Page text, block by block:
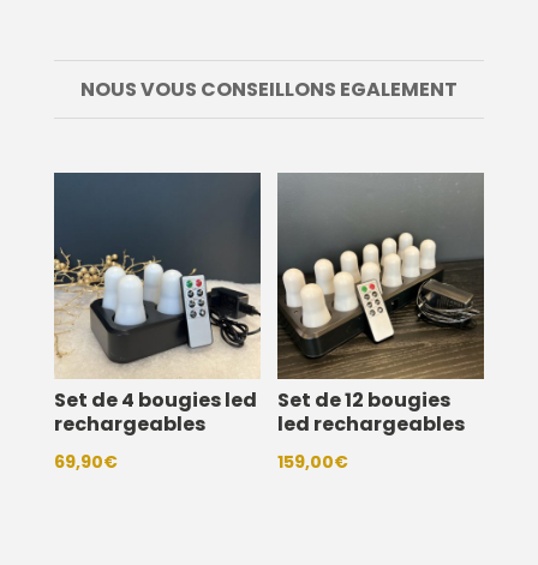
NOUS VOUS CONSEILLONS EGALEMENT
Set de 4 bougies led
rechargeables
69,90€
Set de 12 bougies
led rechargeables
159,00€